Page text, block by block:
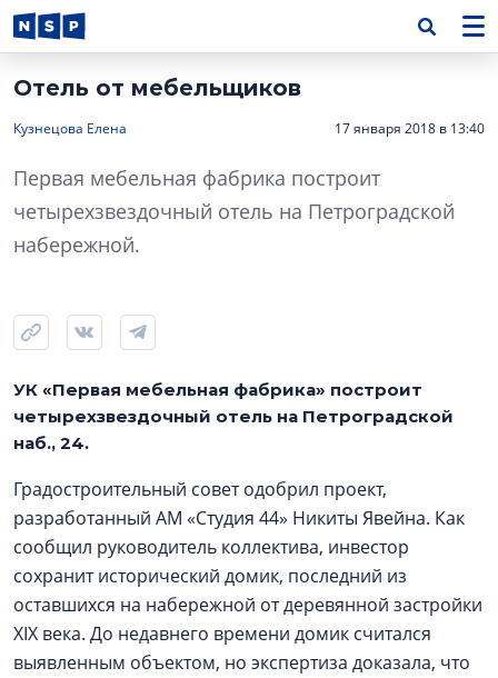
Отель от мебельщиков
Кузнецова Елена 17 января 2018 в 13:40
Первая мебельная фабрика построит
четырехзвездочный отель на Петроградской
набережной.
УК «Первая мебельная фабрика» построит
четырехзвездочный отель на Петроградской
наб., 24.
Градостроительный совет одобрил проект,
разработанный АМ «Студия 44» Никиты Явейна. Как
сообщил руководитель коллектива, инвестор
сохранит исторический домик, последний из
оставшихся на набережной от деревянной застройки
XIX века. До недавнего времени домик считался
выявленным объектом, но экспертиза доказала, что